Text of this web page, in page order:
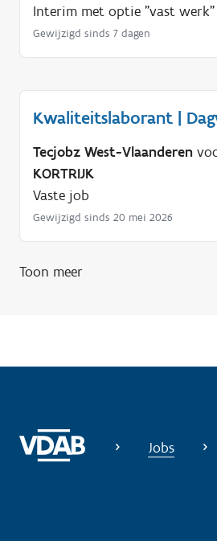
Interim met optie "vast werk"
Gewijzigd sinds 7 dagen
Kwaliteitslaborant |
Tecjobz West-Vlaanderen
KORTRIJK
Vaste job
Gewijzigd sinds 20 mei 2026
Toon meer
Jobs